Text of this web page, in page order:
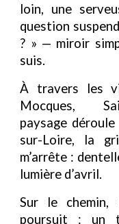
loin, une
question
? » — miroir
suis.
À travers les
Mocques,
paysage
sur-Loire, la
m’arrête :
lumière d’avril.
Sur le chemin,
poursuit : un